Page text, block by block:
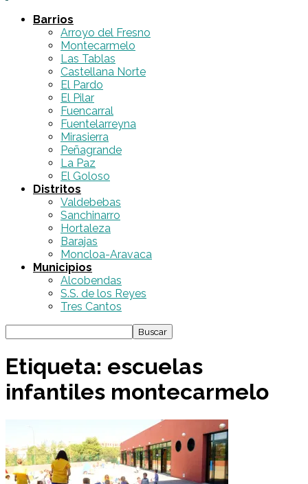
Barrios
Arroyo del Fresno
Montecarmelo
Las Tablas
Castellana Norte
El Pardo
El Pilar
Fuencarral
Fuentelarreyna
Mirasierra
Peñagrande
La Paz
El Goloso
Distritos
Valdebebas
Sanchinarro
Hortaleza
Barajas
Moncloa-Aravaca
Municipios
Alcobendas
S.S. de los Reyes
Tres Cantos
Etiqueta: escuelas
infantiles montecarmelo